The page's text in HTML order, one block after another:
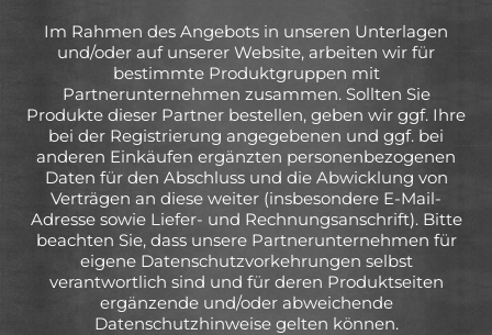
Im Rahmen des Angebots in unseren Unterlagen
und/oder auf unserer Website, arbeiten wir für
bestimmte Produktgruppen mit
Partnerunternehmen zusammen. Sollten Sie
Produkte dieser Partner bestellen, geben wir ggf. Ihre
bei der Registrierung angegebenen und ggf. bei
anderen Einkäufen ergänzten personenbezogenen
Daten für den Abschluss und die Abwicklung von
Verträgen an diese weiter (insbesondere E-Mail-
Adresse sowie Liefer- und Rechnungsanschrift). Bitte
beachten Sie, dass unsere Partnerunternehmen für
eigene Datenschutzvorkehrungen selbst
verantwortlich sind und für deren Produktseiten
ergänzende und/oder abweichende
Datenschutzhinweise gelten können.